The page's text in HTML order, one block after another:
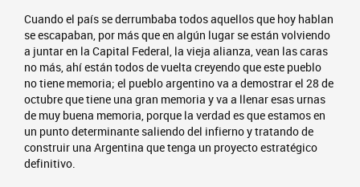
Cuando el país se derrumbaba todos aquellos que hoy hablan
se escapaban, por más que en algún lugar se están volviendo
a juntar en la Capital Federal, la vieja alianza, vean las caras
no más, ahí están todos de vuelta creyendo que este pueblo
no tiene memoria; el pueblo argentino va a demostrar el 28 de
octubre que tiene una gran memoria y va a llenar esas urnas
de muy buena memoria, porque la verdad es que estamos en
un punto determinante saliendo del infierno y tratando de
construir una Argentina que tenga un proyecto estratégico
definitivo.